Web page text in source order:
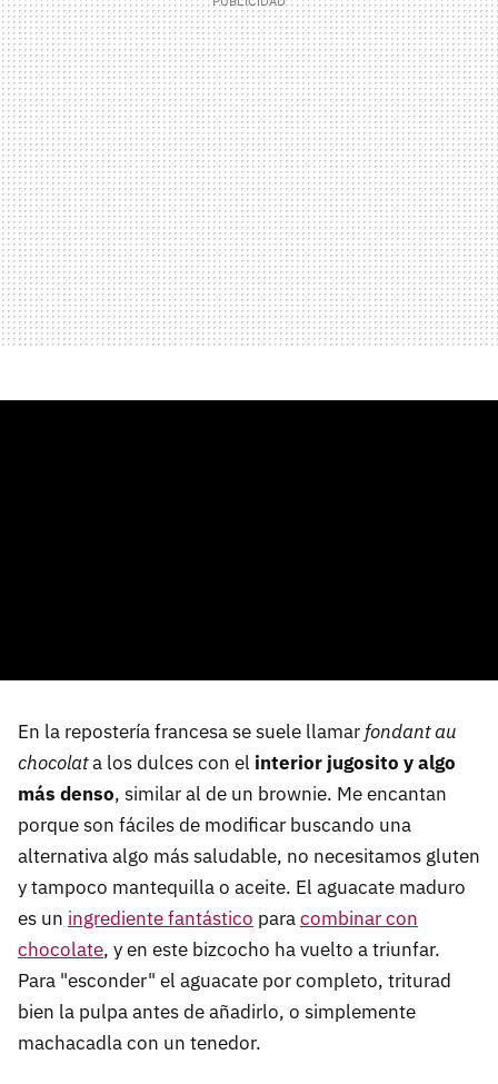
En la repostería francesa se suele llamar fondant au
chocolata los dulces con el interior jugosito y algo
más denso, similar al de un brownie. Me encantan
porque son fáciles de modificar buscando una
alternativa algo más saludable, no necesitamos gluten
y tampoco mantequilla o aceite. El aguacate maduro
es un ingrediente fantástico paracombinar con
chocolate, y en este bizcocho ha vuelto a triunfar.
Para "esconder" el aguacate por completo, triturad
bien la pulpa antes de añadirlo, o simplemente
machacadla con un tenedor.